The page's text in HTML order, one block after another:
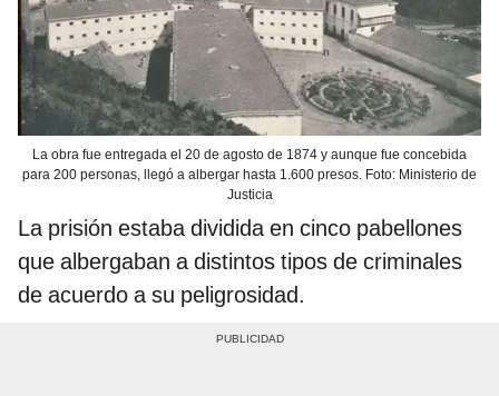
La obra fue entregada el 20 de agosto de 1874 y aunque fue concebida
para 200 personas, llegó a albergar hasta 1.600 presos. Foto: Ministerio de
Justicia
La prisión estaba dividida en cinco pabellones
que albergaban a distintos tipos de criminales
de acuerdo a su peligrosidad.